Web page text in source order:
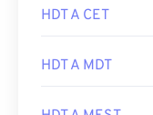
HDT A CET
HDT A MDT